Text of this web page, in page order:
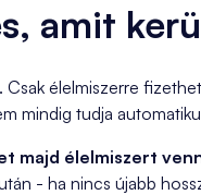
amit
Csak élelmiszerre
mindig tudja
majd élelmiszert
- ha nincs újabb